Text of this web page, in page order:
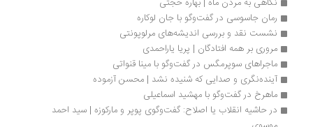
رمان جاسوسی در گفت‌وگو با جان لوکاره
نشست نقد و بررسی اندیشه‌های مرلوپونتی
مروری بر همه‌ افتادگان | پریا یاراحمدی
ماجراهای سوپرمگس در گفت‌وگو با مینا قنواتی
آینده‌نگری و صدایی که شنیده نشد | محسن آزموده
ماهرخ در گفت‌وگو با مهشید اسماعیلی
در حاشیه انقلاب یا اصلاح: گفت‌وگوی پوپر و مارکوزه | سید احمد